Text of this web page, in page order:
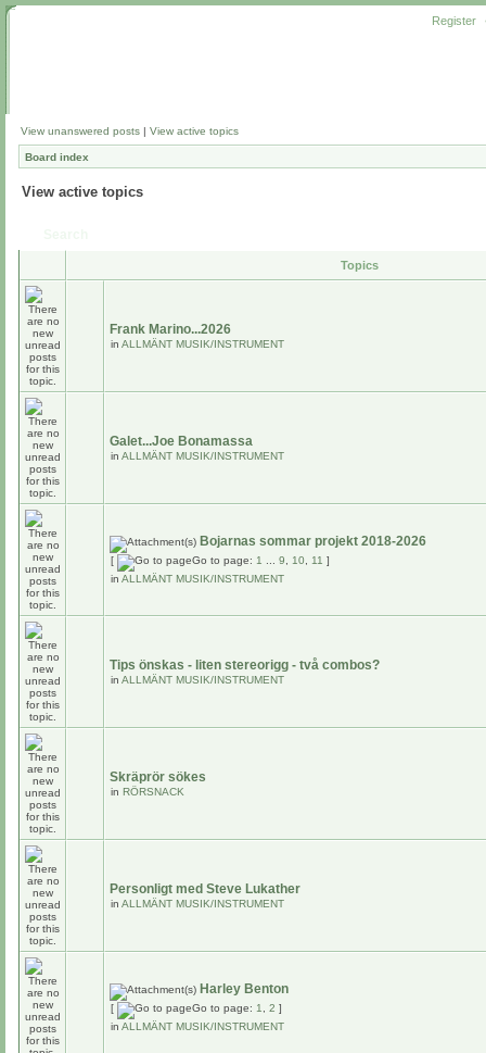
Register
View unanswered posts | View active topics
Board index
View active topics
Topics
Frank Marino...2026
in ALLMÄNT MUSIK/INSTRUMENT
Galet...Joe Bonamassa
in ALLMÄNT MUSIK/INSTRUMENT
Bojarnas sommar projekt 2018-2026
[ Go to page: 1 9 10 11 ]
in ALLMÄNT MUSIK/INSTRUMENT
Tips önskas - liten stereorigg - två combos?
in ALLMÄNT MUSIK/INSTRUMENT
Skräprör sökes
in RÖRSNACK
Personligt med Steve Lukather
in ALLMÄNT MUSIK/INSTRUMENT
Harley Benton
[ Go to page: 1 2 ]
in ALLMÄNT MUSIK/INSTRUMENT